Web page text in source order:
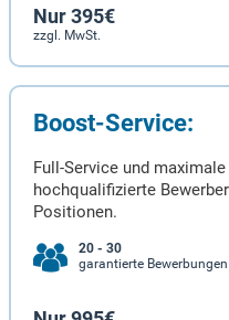
Nur 395€
zzgl. MwSt.
Boost-Service:
Full-Service und
hochqualifizierte
Positionen.
20 - 30
garantierte Bewerbungen